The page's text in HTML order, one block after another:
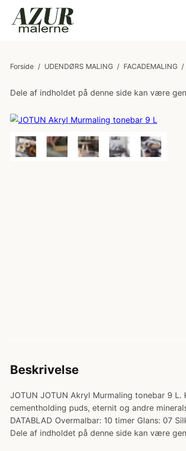
Forside / UDENDØRS MALING / FACADEMALING /
Dele af indholdet på denne side kan være
Beskrivelse
JOTUN JOTUN Akryl Murmaling tonebar 9 L.
cementholding puds, eternit og andre
DATABLAD Overmalbar: 10 timer Glans: 07
Dele af indholdet på denne side kan være